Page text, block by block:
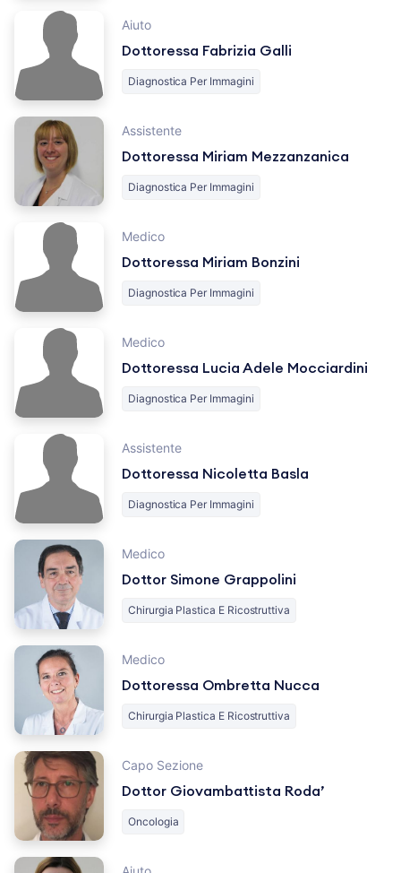
Aiuto
Dottoressa Fabrizia Galli
Diagnostica Per Immagini
Assistente
Dottoressa Miriam Mezzanzanica
Diagnostica Per Immagini
Medico
Dottoressa Miriam Bonzini
Diagnostica Per Immagini
Medico
Dottoressa Lucia Adele Mocciardini
Diagnostica Per Immagini
Assistente
Dottoressa Nicoletta Basla
Diagnostica Per Immagini
Medico
Dottor Simone Grappolini
Chirurgia Plastica E Ricostruttiva
Medico
Dottoressa Ombretta Nucca
Chirurgia Plastica E Ricostruttiva
Capo Sezione
Dottor Giovambattista Roda’
Oncologia